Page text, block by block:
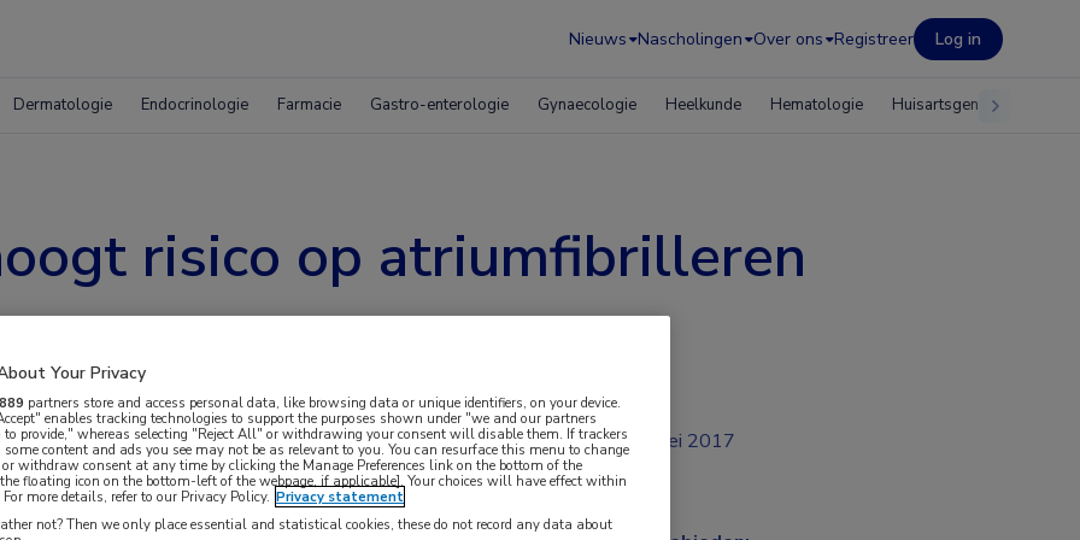
Nieuws Nascholingen Over ons Registreer Log in
Dermatologie Endocrinologie Farmacie Gastro-enterologie Gynaecologie Heelkunde Hematologie Huisartsgeneeskunde
risico op atriumfibrilleren
met mogelijk obstructieve slaapapneu
een sterke onafhankelijke voorspeller te
Deze bevinding ondersteunt een
mei 2017
Your Privacy
889 partners store and access personal data, like browsing data or unique identifiers, on your device.
enables tracking technologies to support the purposes shown under "we and our partners
to provide," whereas selecting "Reject All" or withdrawing your consent will disable them. If trackers
some content and ads you see may not be as relevant to you. You can resurface this menu to change
or withdraw consent at any time by clicking the Manage Preferences link on the bottom of the
floating icon on the bottom-left of the webpage, if applicable]. Your choices will have effect within
more details, refer to our Privacy Policy. Privacy statement
not? Then we only place essential and statistical cookies, these do not record any data about